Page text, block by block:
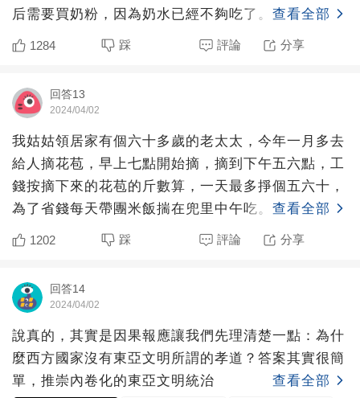
后需要買奶粉，因為奶水已經不夠吃了。孩子再大大
還需要單獨給他吃零
查看全部
1284 踩 評論 分享
回答13
2024/04/02
我姑姑領居家有個六十多歲的老太太，今年一月多去
給人摘花苞，早上七點開始摘，摘到下午五六點，工
錢按摘下來的花苞的斤數算，一天最多掙個五六十，
為了省錢每天帶團米飯揣在兜里中午吃。干了五六個
月，腸子出問題了
查看全部
1202 踩 評論 分享
回答14
2024/04/02
說真的，其實是因果報應讓我們先理清楚一點：為什
麼西方國家沒有東亞文明所謂的孝道？答案其實很簡
單，推崇內卷化的東亞文明統治
查看全部